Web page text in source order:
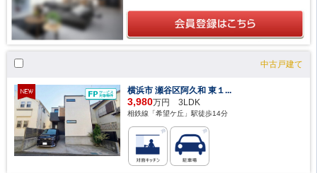
中古戸建て
横浜市 瀬谷区阿久和 東１...
3,980万円 3LDK
相鉄線「希望ケ丘」駅徒歩14分